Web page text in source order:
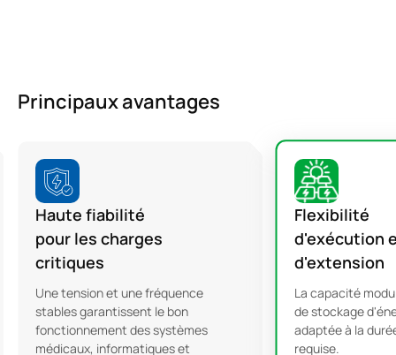
Principaux avantages
Haute fiabilité
pour les charges
critiques
Une tension et une fréquence
stables garantissent le bon
fonctionnement des systèmes
médicaux, informatiques et
Flexibilité
d'exécution
d'extension
La capacité
de stockage
adaptée à la
requise.